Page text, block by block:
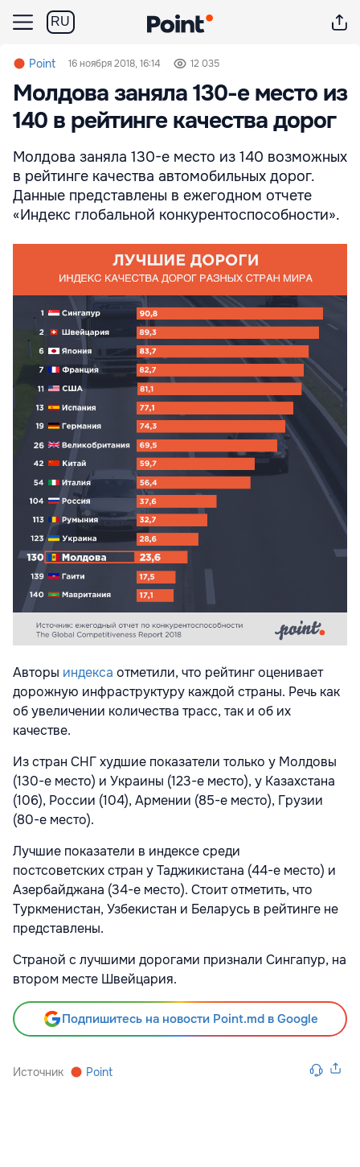
RU
Point 16 ноября 2018, 16:14 12 035
Молдова заняла 130-е место из
140 в рейтинге качества дорог
Молдова заняла 130-е место из 140 возможных
в рейтинге качества автомобильных дорог.
Данные представлены в ежегодном отчете
«Индекс глобальной конкурентоспособности».
Авторы индекса отметили, что рейтинг оценивает
дорожную инфраструктуру каждой страны. Речь как
об увеличении количества трасс, так и об их
качестве.
Из стран СНГ худшие показатели только у Молдовы
(130-е место) и Украины (123-е место), у Казахстана
(106), России (104), Армении (85-е место), Грузии
(80-е место).
Лучшие показатели в индексе среди
постсоветскихстран у Таджикистана (44-е место) и
Азербайджана (34-е место). Стоит отметить, что
Туркменистан, Узбекистан и Беларусь в рейтинге не
представлены.
Страной с лучшими дорогами признали Сингапур, на
втором месте Швейцария.
Подпишитесь на новости Point.md в Google
Источник Point